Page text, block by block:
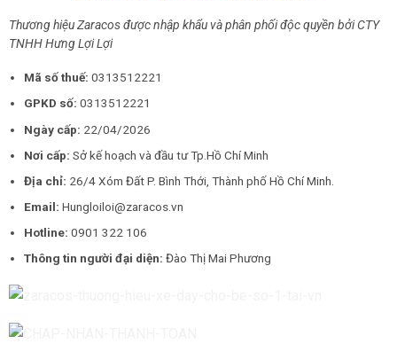
Thương hiệu Zaracos được nhập khẩu và phân phối độc quyền bởi CTY
TNHH Hưng Lợi Lợi
Mã số thuế: 0313512221
GPKD số:0313512221
Ngày cấp: 22/04/2026
Nơi cấp:Sở kế hoạch và đầu tư Tp.Hồ Chí Minh
Địa chỉ: 26/4 Xóm Đất P. Bình Thới, Thành phố Hồ Chí Minh.
Email:Hungloiloi@zaracos.vn
Hotline:0901 322 106
Thông tin người đại diện:Đào Thị Mai Phương